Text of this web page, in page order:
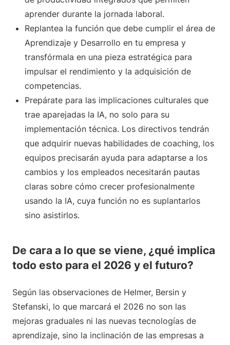
aprender durante la jornada laboral.
Replantea la función que debe cumplir el área de
Aprendizaje y Desarrollo en tu empresa y
transfórmala en una pieza estratégica para
impulsar el rendimiento y la adquisición de
competencias.
Prepárate para las implicaciones culturales que
trae aparejadas la IA, no solo para su
implementación técnica. Los directivos tendrán
que adquirir nuevas habilidades de coaching, los
equipos precisarán ayuda para adaptarse a los
cambios y los empleados necesitarán pautas
claras sobre cómo crecer profesionalmente
usando la IA, cuya función no es suplantarlos
sino asistirlos.
De cara a lo que se viene, ¿qué implica
todo esto para el 2026 y el futuro?
Según las observaciones de Helmer, Bersin y
Stefanski, lo que marcará el 2026 no son las
mejoras graduales ni las nuevas tecnologías de
aprendizaje, sino la inclinación de las empresas a